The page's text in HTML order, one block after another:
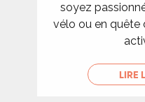
soyez
vélo ou en quête
LIRE